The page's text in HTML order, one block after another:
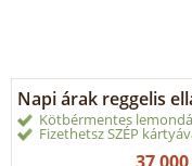
Napi árak reggelis
Kötbérmentes
Fizethetsz SZÉP